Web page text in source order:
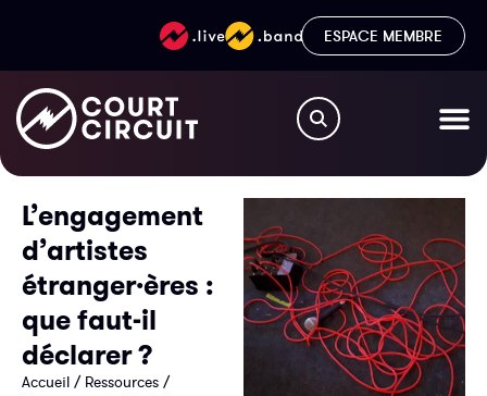
ESPACE MEMBRE
L’engagement
d’artistes
étranger·ères :
que faut-il
déclarer ?
Accueil / Ressources /